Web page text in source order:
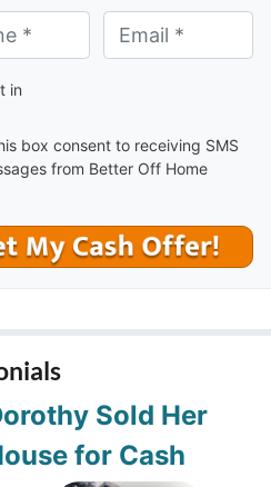
*
in
box consent to receiving SMS
from Better Off Home
Sold Her
for Cash